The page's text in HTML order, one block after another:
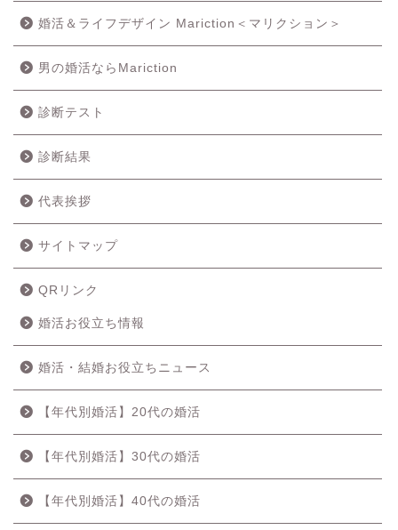
婚活＆ライフデザイン Mariction＜マリクション＞
男の婚活ならMariction
診断テスト
診断結果
代表挨拶
サイトマップ
QRリンク
婚活お役立ち情報
婚活・結婚お役立ちニュース
【年代別婚活】20代の婚活
【年代別婚活】30代の婚活
【年代別婚活】40代の婚活